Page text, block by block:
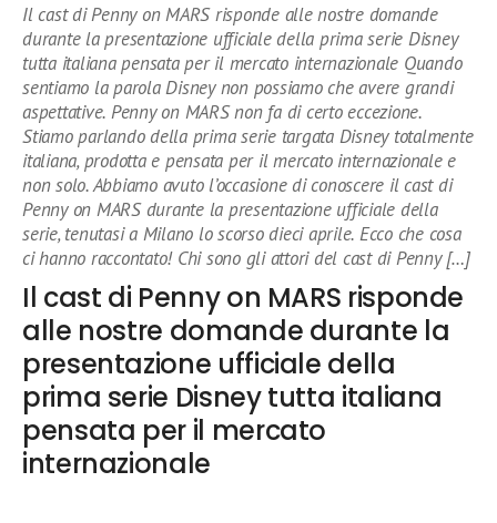
Il cast di Penny on MARS risponde alle nostre domande
durante la presentazione ufficiale della prima serie Disney
tutta italiana pensata per il mercato internazionale Quando
sentiamo la parola Disney non possiamo che avere grandi
aspettative. Penny on MARS non fa di certo eccezione.
Stiamo parlando della prima serie targata Disney totalmente
italiana, prodotta e pensata per il mercato internazionale e
non solo. Abbiamo avuto l’occasione di conoscere il cast di
Penny on MARS durante la presentazione ufficiale della
serie, tenutasi a Milano lo scorso dieci aprile. Ecco che cosa
ci hanno raccontato! Chi sono gli attori del cast di Penny […]
Il cast di Penny on MARS risponde
alle nostre domande durante la
presentazione ufficiale della
prima serie Disney tutta italiana
pensata per il mercato
internazionale